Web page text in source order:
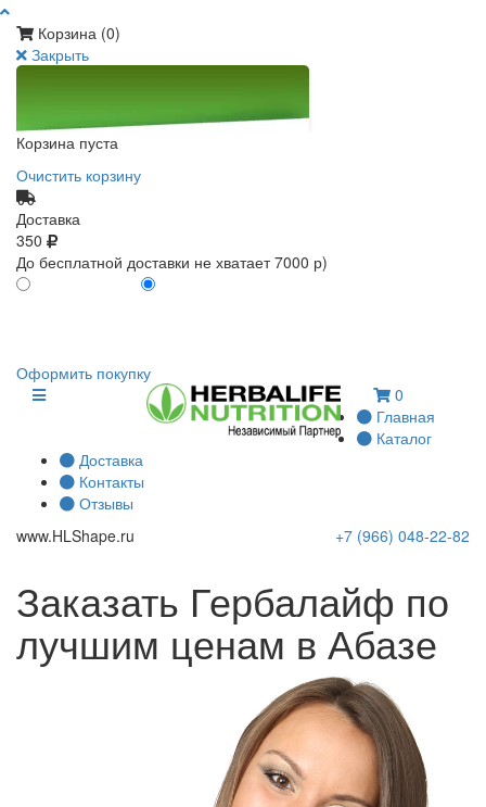
Корзина (0)
Закрыть
Корзина пуста
Очистить корзину
Доставка
350
До бесплатной доставки не хватает 7000 р)
Оформить покупку
0
Главная
Каталог
Доставка
Контакты
Отзывы
www.HLShape.ru +7 (966) 048-22-82
Заказать Гербалайф по
лучшим ценам в Абазе